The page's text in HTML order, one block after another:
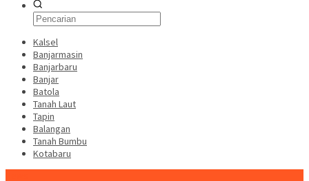
Kalsel
Banjarmasin
Banjarbaru
Banjar
Batola
Tanah Laut
Tapin
Balangan
Tanah Bumbu
Kotabaru